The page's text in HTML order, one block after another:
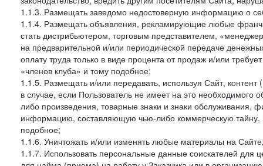
1.1.3. Размещать заведомо недостоверную информацию о
1.1.4. Размещать объявления, рекламирующие любые
стать дистрибьютером, торговым представителем,
на предварительной и/или периодической передаче
оплату труда только в виде процента от продаж и/или
«членов клуба» и тому подобное;
1.1.5. Размещать и/или передавать, используя Сайт,
в случае, если Пользователь не имеет на это
либо произведения, товарные знаки и знаки
информацию, составляющую чью-либо коммерческую тайну,
подобное;
1.1.6. Уничтожать и/или изменять любые материалы на
1.1.7. Использовать персональные данные соискателей для